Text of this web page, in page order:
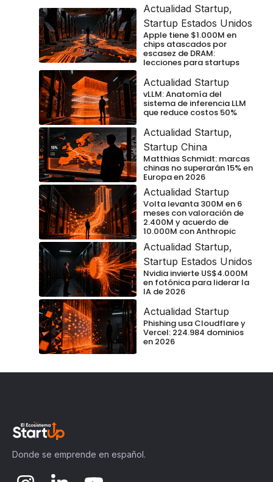
Actualidad Startup,
Startup Estados Unidos
Apple tiene $1.000M en
chips atascados por
escasez de DRAM:
lecciones para startups
Actualidad Startup
vLLM: Anatomía del
sistema de inferencia LLM
que reduce costos 50%
Actualidad Startup,
Startup China
Matthias Schmidt: marcas
chinas no superarán 15% en
Europa en 2026
Actualidad Startup
Volta levanta 300M en 6
meses con valoración de
2.400M y acuerdo de
10.000M con Anthropic
Actualidad Startup,
Startup Estados Unidos
Nvidia invierte US$4.000M
en fotónica para liderar la
IA de 2026
Actualidad Startup
Phishing usa Cloudflare y
Vercel: 224.984 dominios
en 2026
Donde se emprende en español.